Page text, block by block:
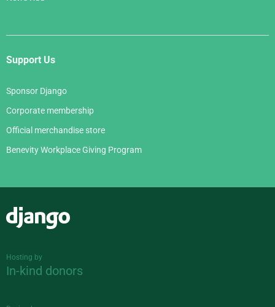
Support Us
Sponsor Django
Corporate membership
Official merchandise store
Benevity Workplace Giving Program
Hosting by
In-kind donors